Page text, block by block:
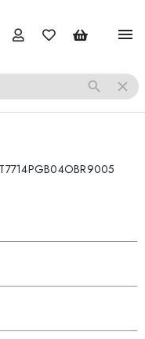
menu
search close